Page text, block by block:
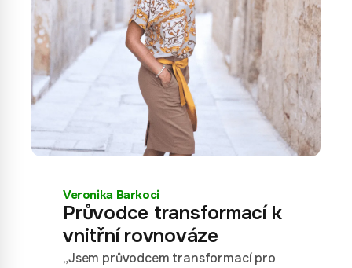
Veronika Barkoci
Průvodce transformací k
vnitřní rovnováze
„Jsem průvodcem transformací pro